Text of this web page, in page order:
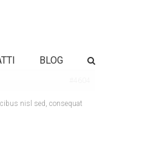
BLOG
nisl sed, consequat